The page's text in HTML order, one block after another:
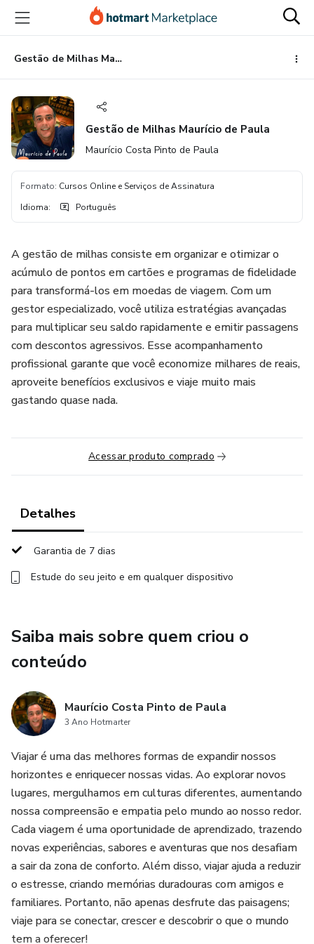
para
conteúdo
principal
para
pagamento
para
rodapé
Gestão de Milhas Maurício de Paula
Gestão de Milhas Maurício de Paula
Maurício Costa Pinto de Paula
Formato: Cursos Online e Serviços de Assinatura
Idioma: Português
A gestão de milhas consiste em organizar e otimizar o
acúmulo de pontos em cartões e programas de fidelidade
para transformá-los em moedas de viagem. Com um
gestor especializado, você utiliza estratégias avançadas
para multiplicar seu saldo rapidamente e emitir passagens
com descontos agressivos. Esse acompanhamento
profissional garante que você economize milhares de reais,
aproveite benefícios exclusivos e viaje muito mais
gastando quase nada.
Acessar produto comprado
Detalhes
Garantia de 7 dias
Estude do seu jeito e em qualquer dispositivo
Saiba mais sobre quem criou o
conteúdo
Maurício Costa Pinto de Paula
3 Ano Hotmarter
Viajar é uma das melhores formas de expandir nossos
horizontes e enriquecer nossas vidas. Ao explorar novos
lugares, mergulhamos em culturas diferentes, aumentando
nossa compreensão e empatia pelo mundo ao nosso redor.
Cada viagem é uma oportunidade de aprendizado, trazendo
novas experiências, sabores e aventuras que nos desafiam
a sair da zona de conforto. Além disso, viajar ajuda a reduzir
o estresse, criando memórias duradouras com amigos e
familiares. Portanto, não apenas desfrute das paisagens;
viaje para se conectar, crescer e descobrir o que o mundo
tem a oferecer!